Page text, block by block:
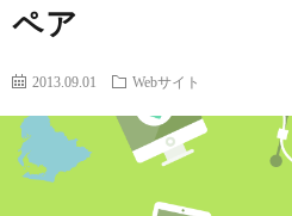
ペア
2013.09.01 Webサイト